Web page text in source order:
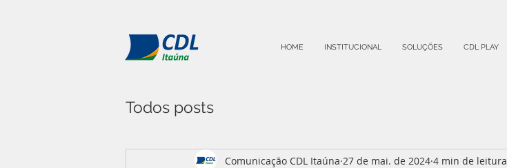
HOME INSTITUCIONAL SOLUÇÕES CDL PLAY
Todos posts
Comunicação CDL Itaúna 27 de mai. de 2024 4 min de leitura